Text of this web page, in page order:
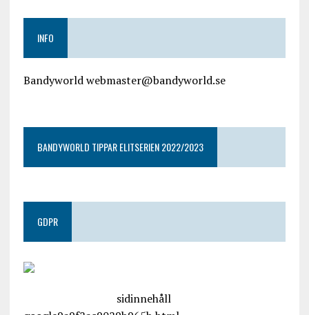
INFO
Bandyworld webmaster@bandyworld.se
BANDYWORLD TIPPAR ELITSERIEN 2022/2023
GDPR
sidinnehåll